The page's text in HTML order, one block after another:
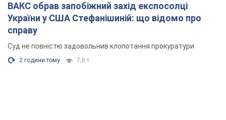
ВАКС обрав запобіжний захід експосолці
України у США Стефанішиній: що відомо про
справу
Суд не повністю задовольнив клопотання прокуратури
2 години тому 7,0 т.